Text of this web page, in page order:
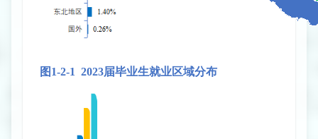
图1-2-1 2023届毕业生就业区域分布